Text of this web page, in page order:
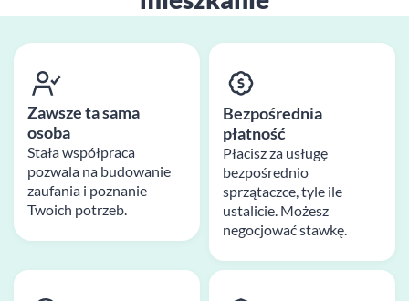
Zawsze ta sama
osoba
Stała współpraca
pozwala na budowanie
zaufania i poznanie
Twoich potrzeb.
Bezpośrednia
płatność
Płacisz za usługę
bezpośrednio
sprzątaczce, tyle ile
ustalicie. Możesz
negocjować stawkę.